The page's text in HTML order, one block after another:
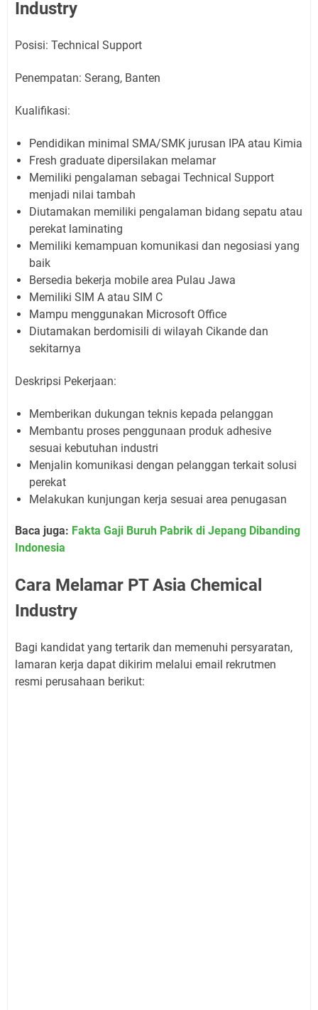
Industry
Posisi: Technical Support
Penempatan: Serang, Banten
Kualifikasi:
Pendidikan minimal SMA/SMK jurusan IPA atau Kimia
Fresh graduate dipersilakan melamar
Memiliki pengalaman sebagai Technical Support
menjadi nilai tambah
Diutamakan memiliki pengalaman bidang sepatu atau
perekat laminating
Memiliki kemampuan komunikasi dan negosiasi yang
baik
Bersedia bekerja mobile area Pulau Jawa
Memiliki SIM A atau SIM C
Mampu menggunakan Microsoft Office
Diutamakan berdomisili di wilayah Cikande dan
sekitarnya
Deskripsi Pekerjaan:
Memberikan dukungan teknis kepada pelanggan
Membantu proses penggunaan produk adhesive
sesuai kebutuhan industri
Menjalin komunikasi dengan pelanggan terkait solusi
perekat
Melakukan kunjungan kerja sesuai area penugasan
Baca juga: Fakta Gaji Buruh Pabrik di Jepang Dibanding
Indonesia
Cara Melamar PT Asia Chemical
Industry
Bagi kandidat yang tertarik dan memenuhi persyaratan,
lamaran kerja dapat dikirim melalui email rekrutmen
resmi perusahaan berikut: